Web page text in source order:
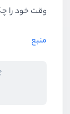
وقت خود را
منبع